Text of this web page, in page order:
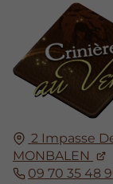
2 Impasse
MONBALEN
09 70 35 48